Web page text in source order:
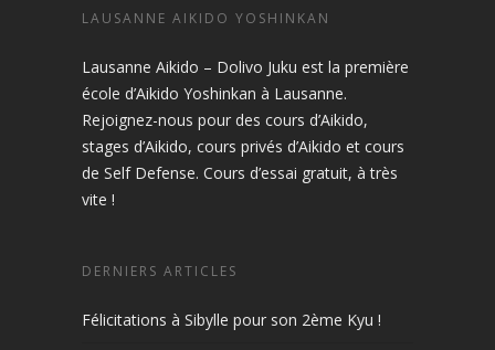
LAUSANNE AIKIDO YOSHINKAN
Lausanne Aikido – Dolivo Juku est la première
école d’Aikido Yoshinkan à Lausanne.
Rejoignez-nous pour des cours d’Aikido,
stages d’Aikido, cours privés d’Aikido et cours
de Self Defense. Cours d’essai gratuit, à très
vite !
DERNIERS ARTICLES
Félicitations à Sibylle pour son 2ème Kyu !